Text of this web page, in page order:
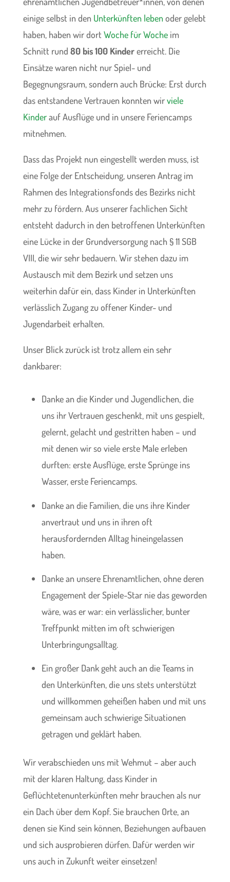
einige selbst in den Unterkünften leben oder gelebt
haben, haben wir dort Woche für Wocheim
Schnitt rund 80 bis 100 Kindererreicht. Die
Einsätze waren nicht nur Spiel- und
Begegnungsraum, sondern auch Brücke: Erst durch
das entstandene Vertrauen konnten wirviele
Kinderauf Ausflüge und in unsere Feriencamps
mitnehmen.
Dass das Projekt nun eingestellt werden muss, ist
eine Folge der Entscheidung, unseren Antrag im
Rahmen des Integrationsfonds des Bezirks nicht
mehr zu fördern. Aus unserer fachlichen Sicht
entsteht dadurch in den betroffenen Unterkünften
eine Lücke in der Grundversorgung nach § 11 SGB
VIII, die wir sehr bedauern. Wir stehen dazu im
Austausch mit dem Bezirk und setzen uns
weiterhin dafür ein, dass Kinder in Unterkünften
verlässlich Zugang zu offener Kinder- und
Jugendarbeit erhalten.
Unser Blick zurück ist trotz allem ein sehr
dankbarer:
Danke an die Kinder und Jugendlichen, die
uns ihr Vertrauen geschenkt, mit uns gespielt,
gelernt, gelacht und gestritten haben – und
mit denen wir so viele erste Male erleben
durften: erste Ausflüge, erste Sprünge ins
Wasser, erste Feriencamps.
Danke an die Familien, die uns ihre Kinder
anvertraut und uns in ihren oft
herausfordernden Alltag hineingelassen
haben.
Danke an unsere Ehrenamtlichen, ohne deren
Engagement der Spiele-Star nie das geworden
wäre, was er war: ein verlässlicher, bunter
Treffpunkt mitten im oft schwierigen
Unterbringungsalltag.
Ein großer Dank geht auch an die Teams in
den Unterkünften, die uns stets unterstützt
und willkommen geheißen haben und mit uns
gemeinsam auch schwierige Situationen
getragen und geklärt haben.
Wir verabschieden uns mit Wehmut – aber auch
mit der klaren Haltung, dass Kinder in
Geflüchtetenunterkünften mehr brauchen als nur
ein Dach über dem Kopf. Sie brauchen Orte, an
denen sie Kind sein können, Beziehungen aufbauen
und sich ausprobieren dürfen. Dafür werden wir
uns auch in Zukunft weiter einsetzen!